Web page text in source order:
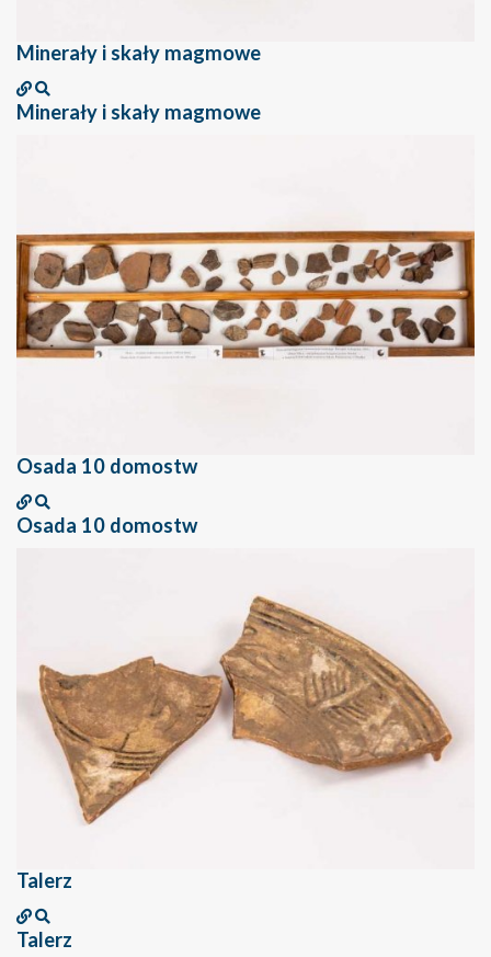
Minerały i skały magmowe
Minerały i skały magmowe
Osada 10 domostw
Osada 10 domostw
Talerz
Talerz